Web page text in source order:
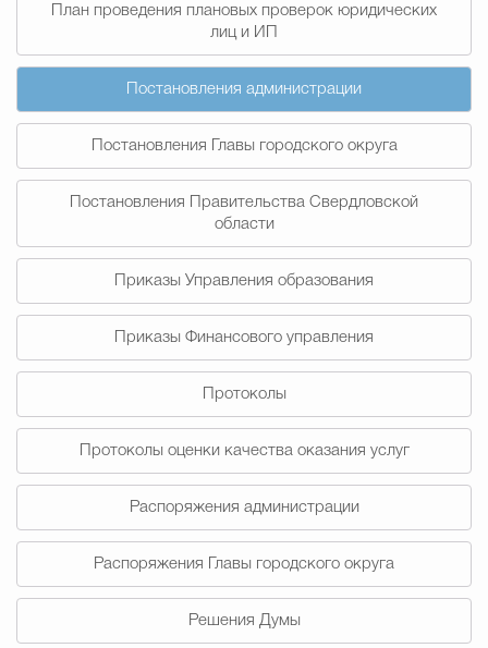
Муниципальные
Счётная палата Городского
Гостям Городского
Общественная
План проведения плановых проверок юридических
лиц и ИП
Постановления администрации
Постановления Главы городского округа
Постановления Правительства Свердловской
области
Приказы Управления образования
Приказы Финансового управления
Протоколы
Протоколы оценки качества оказания услуг
Распоряжения администрации
Распоряжения Главы городского округа
Решения Думы